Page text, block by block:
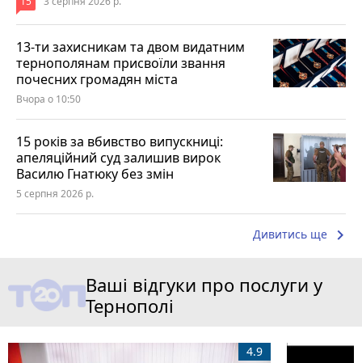
13-ти захисникам та двом видатним
тернополянам присвоїли звання
почесних громадян міста
Вчора о 10:50
15 років за вбивство випускниці:
апеляційний суд залишив вирок
Василю Гнатюку без змін
5 серпня 2026 р.
Дивитись ще keyboard_arrow_right
Ваші відгуки про послуги у
Тернополі
4.9